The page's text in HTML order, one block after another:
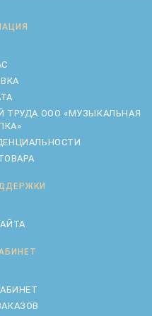
ТРУДА ООО «МУЗЫКАЛЬНАЯ